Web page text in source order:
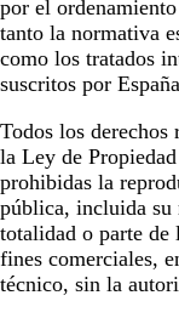
por el
tanto la normativa
como los tratados
suscritos por
Todos los derechos
la Ley de
prohibidas la
pública, incluida su
totalidad o parte de
fines comerciales,
técnico, sin la